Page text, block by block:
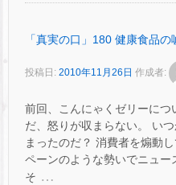
「真実の口」180 健康食品の
投稿日: 2010年11月26日 作成者:
前回、こんにゃくゼリーにつ
だ、怒りが収まらない。 い
まったのだ？ 消費者を煽動
ペーンのような勢いでニュー
そ …